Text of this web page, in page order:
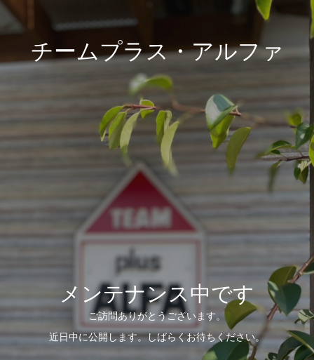
チームプラス・アルファ
メンテナンス中です
ご訪問ありがとうございます。
近日中に公開します。しばらくお待ちください。